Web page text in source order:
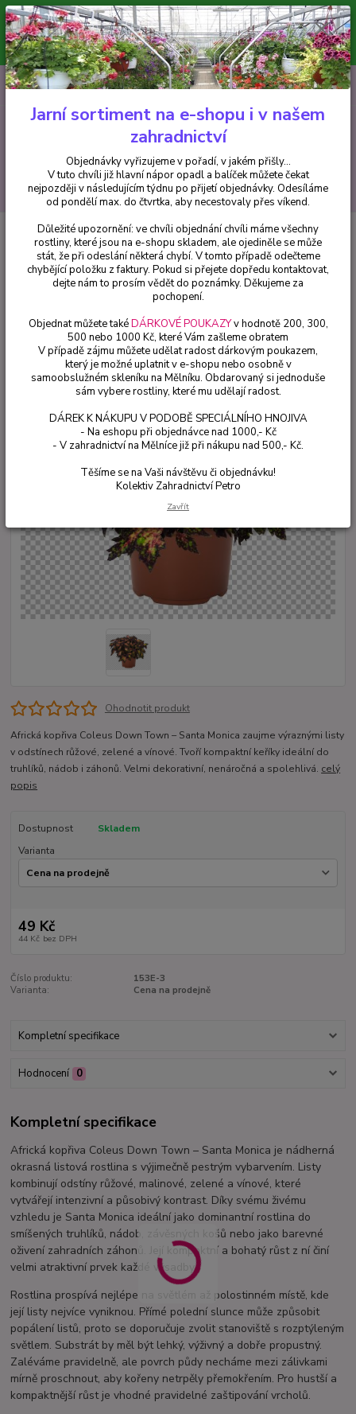
Minimální hodnota pro odeslání z e-shopu je 300 Kč.
V tuto chvíli již hlavní nápor objednávek opadl a balíček můžete čekat
nejpozději v následujícím týdnu po přijetí objednávky. Objednávky
vyřizujeme v pořadí, v jakém přišly...
CZK
Hledat
+420 602 223 614 0ks
za0 Kč
Africké kopřivy, Coleusy
Africká kopřiva -Coleus. Down Town--
Santa Monica - cena na prodejně
Africká kopřiva -Coleus. Down
Town--Santa Monica - cena na
prodejně
Ohodnotit produkt
Africká kopřiva Coleus Down Town – Santa Monica zaujme výraznými listy
v odstínech růžové, zelené a vínové. Tvoří kompaktní keříky ideální do
truhlíků, nádob i záhonů. Velmi dekorativní, nenáročná a spolehlivá. celý
popis
Dostupnost
Skladem
Varianta
49 Kč
44 Kč bez DPH
Číslo produktu:
153E-3
Varianta:
Cena na prodejně
Kompletní specifikace
Hodnocení 0
Kompletní specifikace
Africká kopřiva Coleus Down Town – Santa Monica je nádherná
okrasná listová rostlina s výjimečně pestrým vybarvením. Listy
kombinují odstíny růžové, malinové, zelené a vínové, které
vytvářejí intenzivní a působivý kontrast. Díky svému živému
vzhledu je Santa Monica ideální jako dominantní rostlina do
smíšených truhlíků, nádob, závěsných košů nebo jako barevné
oživení zahradních záhonů. Její kompaktní a bohatý růst z ní činí
velmi atraktivní prvek každé výsadby.
Rostlina prospívá nejlépe na světlém až polostinném místě, kde
její listy nejvíce vyniknou. Přímé polední slunce může způsobit
popálení listů, proto se doporučuje zvolit stanoviště s rozptýleným
světlem. Substrát by měl být lehký, výživný a dobře propustný.
Zaléváme pravidelně, ale povrch půdy necháme mezi zálivkami
mírně proschnout, aby kořeny netrpěly přemokřením. Pro hustší a
kompaktnější růst je vhodné pravidelné zaštipování vrcholů.
Jarní sortiment na e-shopu i v našem
zahradnictví
Objednávky vyřizujeme v pořadí, v jakém přišly...
V tuto chvíli již hlavní nápor opadl a balíček můžete čekat
nejpozději v následujícím týdnu po přijetí objednávky. Odesíláme
od pondělí max. do čtvrtka, aby necestovaly přes víkend.
Důležité upozornění: ve chvíli objednání chvíli máme všechny
rostliny, které jsou na e-shopu skladem, ale ojediněle se může
stát, že při odeslání některá chybí. V tomto případě odečteme
chybějící položku z faktury. Pokud si přejete dopředu kontaktovat,
dejte nám to prosím vědět do poznámky. Děkujeme za
pochopení.
Objednat můžete takéDÁRKOVÉ POUKAZYv hodnotě 200, 300,
500 nebo 1000 Kč, které Vám zašleme obratem
V případě zájmu můžete udělat radost dárkovým poukazem,
který je možné uplatnit v e-shopu nebo osobně v
samoobslužném skleníku na Mělníku. Obdarovaný si jednoduše
sám vybere rostliny, které mu udělají radost.
DÁREK K NÁKUPU V PODOBĚ SPECIÁLNÍHO HNOJIVA
- Na eshopu při objednávce nad 1000,- Kč
- V zahradnictví na Mělníce již při nákupu nad 500,- Kč.
Těšíme se na Vaši návštěvu či objednávku!
Kolektiv Zahradnictví Petro
Zavřít